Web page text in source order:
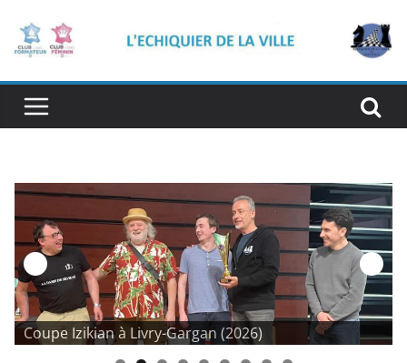
Coupe Izikian à Livry-Gargan (2026)